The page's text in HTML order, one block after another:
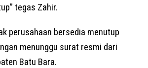
tegas Zahir.
perusahaan bersedia menutup
menunggu surat resmi dari
Batu Bara.